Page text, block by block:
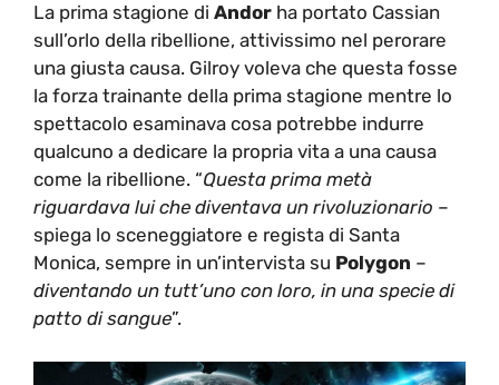
La prima stagione di Andor ha portato Cassian
sull’orlo della ribellione, attivissimo nel perorare
una giusta causa. Gilroy voleva che questa fosse
la forza trainante della prima stagione mentre lo
spettacolo esaminava cosa potrebbe indurre
qualcuno a dedicare la propria vita a una causa
come la ribellione. “Questa prima metà
riguardava lui che diventava un rivoluzionario –
spiega lo sceneggiatore e regista di Santa
Monica, sempre in un’intervista su Polygon –
diventando un tutt’uno con loro, in una specie di
patto di sangue”.